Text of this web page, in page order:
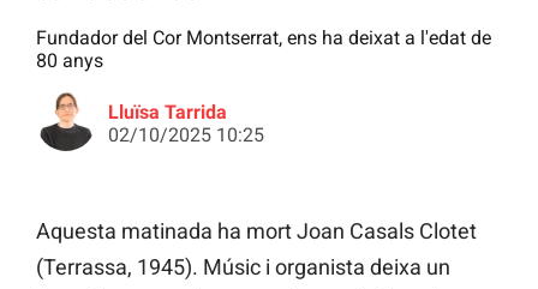
Fundador del Cor Montserrat, ens ha deixat a l'edat de
80 anys
Lluïsa Tarrida
02/10/2025 10:25
Aquesta matinada ha mort Joan Casals Clotet
(Terrassa, 1945). Músic i organista deixa un